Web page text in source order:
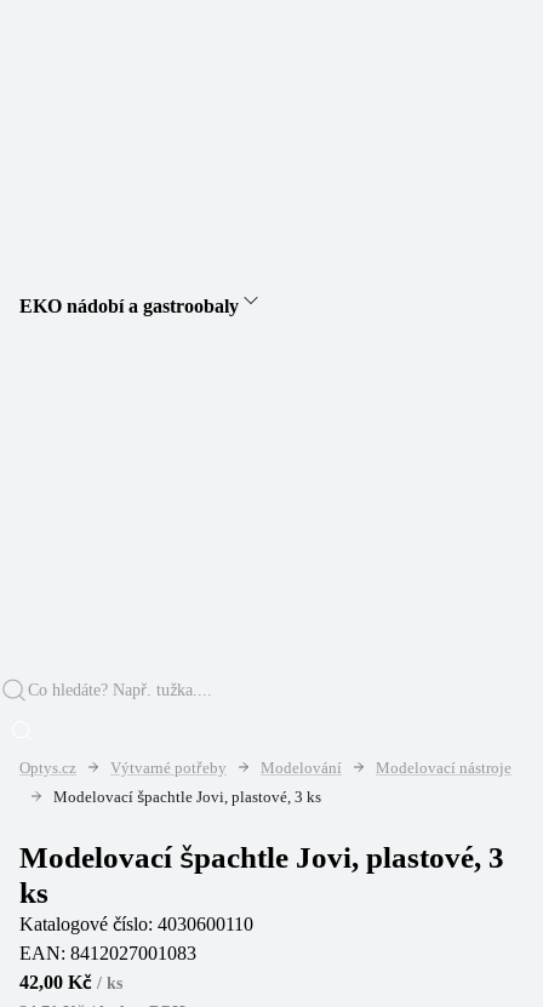
EKO nádobí a gastroobaly
Optys.cz Výtvarné potřeby Modelování
Modelovací nástroje
Modelovací špachtle Jovi, plastové, 3 ks
Modelovací špachtle Jovi, plastové, 3
ks
Katalogové číslo: 4030600110
EAN: 8412027001083
42,00 Kč / ks